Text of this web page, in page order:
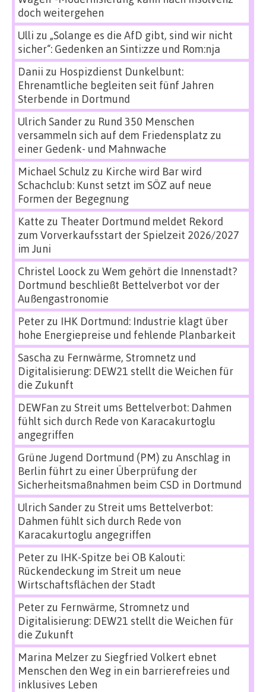
doch weitergehen
Ulli zu „Solange es die AfD gibt, sind wir nicht
sicher“: Gedenken an Sinti:zze und Rom:nja
Danii zu Hospizdienst Dunkelbunt:
Ehrenamtliche begleiten seit fünf Jahren
Sterbende in Dortmund
Ulrich Sanderzu Rund 350 Menschen
versammeln sich auf dem Friedensplatz zu
einer Gedenk- und Mahnwache
Michael Schulz zu Kirche wird Bar wird
Schachclub: Kunst setzt im SÖZ auf neue
Formen der Begegnung
Katte zu Theater Dortmund meldet Rekord
zum Vorverkaufsstart der Spielzeit 2026/2027
im Juni
Christel Loock zu Wem gehört die Innenstadt?
Dortmund beschließt Bettelverbot vor der
Außengastronomie
Peterzu IHK Dortmund: Industrie klagt über
hohe Energiepreise und fehlende Planbarkeit
Sascha zu Fernwärme, Stromnetz und
Digitalisierung: DEW21 stellt die Weichen für
die Zukunft
DEWFan zu Streit ums Bettelverbot: Dahmen
fühlt sich durch Rede von Karacakurtoglu
angegriffen
Grüne Jugend Dortmund (PM) zu Anschlag in
Berlin führt zu einer Überprüfung der
Sicherheitsmaßnahmen beim CSD in Dortmund
Ulrich Sanderzu Streit ums Bettelverbot:
Dahmen fühlt sich durch Rede von
Karacakurtoglu angegriffen
Peterzu IHK-Spitze bei OB Kalouti:
Rückendeckung im Streit um neue
Wirtschaftsflächen der Stadt
Peterzu Fernwärme, Stromnetz und
Digitalisierung: DEW21 stellt die Weichen für
die Zukunft
Marina Melzerzu Siegfried Volkert ebnet
Menschen den Weg in ein barrierefreies und
inklusives Leben